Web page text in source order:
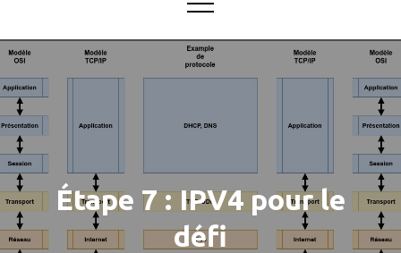
Étape 7 : IPV4 pour le
défi